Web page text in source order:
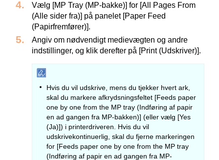
Vælg [MP Tray (MP-bakke)] for [All Pages From
(Alle sider fra)] på panelet [Paper Feed
(Papirfremfører)].
Angiv om nødvendigt medievægten og andre
indstillinger, og klik derefter på [Print (Udskriver)].
Hvis du vil udskrive, mens du tjekker hvert ark,
skal du markere afkrydsningsfeltet [Feeds paper
one by one from the MP tray (Indføring af papir
en ad gangen fra MP-bakken)] (eller vælg [Yes
(Ja)]) i printerdriveren. Hvis du vil
udskrivekontinuerlig, skal du fjerne markeringen
for [Feeds paper one by one from the MP tray
(Indføring af papir en ad gangen fra MP-